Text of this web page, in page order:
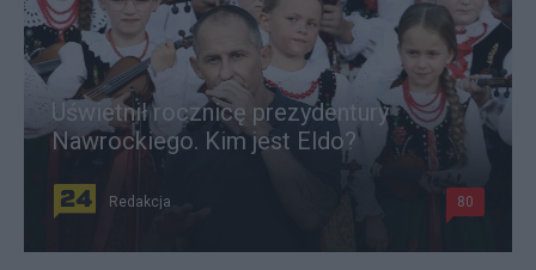
Uświetnił rocznicę prezydentury
Nawrockiego. Kim jest Eldo?
Redakcja 80